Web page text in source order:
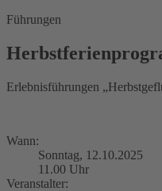
Führungen
Erlebnisführungen
Wann:
Sonntag, 12.10.2025
11.00 Uhr
Veranstalter: